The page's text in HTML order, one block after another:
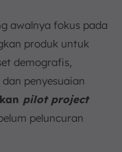
awalnya fokus pada
produk untuk
demografis,
penyesuaian
pilot project
peluncuran